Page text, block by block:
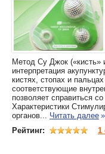
Метод Су Джок («кисть»
интерпретация
кистях, стопах и
соответствующие
позволяет справиться
Характеристики
органов... Читать далее »
Рейтинг:
1